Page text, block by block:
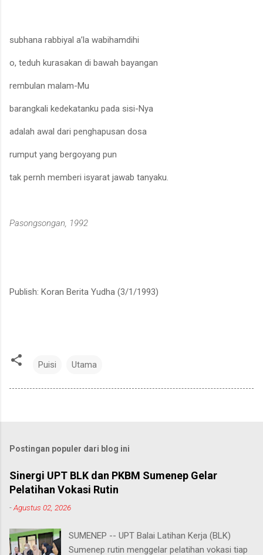
subhana rabbiyal a’la wabihamdihi
o, teduh kurasakan di bawah bayangan
rembulan malam-Mu
barangkali kedekatanku pada sisi-Nya
adalah awal dari penghapusan dosa
rumput yang bergoyang pun
tak pernh memberi isyarat jawab tanyaku.
Pasongsongan, 1992
Publish: Koran Berita Yudha (3/1/1993)
Puisi Utama
Postingan populer dari blog ini
Sinergi UPT BLK dan PKBM Sumenep Gelar
Pelatihan Vokasi Rutin
-Agustus 02, 2026
SUMENEP -- UPT Balai Latihan Kerja (BLK)
Sumenep rutin menggelar pelatihan vokasi tiap